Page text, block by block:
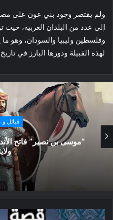
ولم يقتصر وجود بني عون على
إلى عدد من البلدان العربية،
وفلسطين وليبيا والسودان، وهو ما
لهذه القبيلة ودورها البارز في
قبائل و
رجالها يرتدون
عادات قبيلة